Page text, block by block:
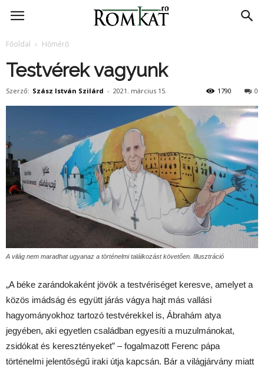
RomKat.ro
Főoldal Hőmérő
Testvérek vagyunk
Szerző: Szász István Szilárd - 2021. március 15. 0
1790
A világ nem maradhat ugyanaz a történelmi találkozást követően. Illusztráció
„A béke zarándokaként jövök a testvériséget keresve, amelyet a
közös imádság és együtt járás vágya hajt más vallási
hagyományokhoz tartozó testvérekkel is, Ábrahám atya
jegyében, aki egyetlen családban egyesíti a muzulmánokat,
zsidókat és keresztényeket” – fogalmazott Ferenc pápa
történelmi jelentőségű iraki útja kapcsán. Bár a világjárvány miatt